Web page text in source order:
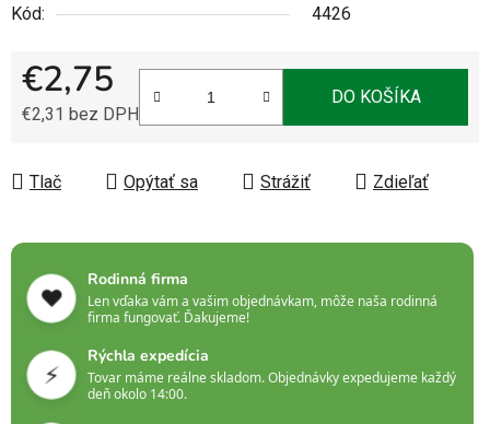
Kód:
4426
€2,75
€2,31 bez DPH
DO KOŠÍKA
Tlač Opýtať sa Strážiť Zdieľať
❤️
Rodinná firma
Len vďaka vám a vašim objednávkam, môže naša rodinná
firma fungovať. Ďakujeme!
⚡
Rýchla expedícia
Tovar máme reálne skladom. Objednávky expedujeme každý
deň okolo 14:00.